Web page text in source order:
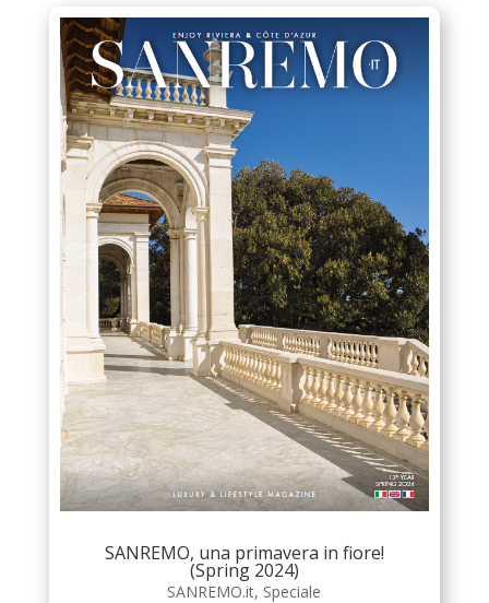
SANREMO, una primavera in fiore!
(Spring 2024)
SANREMO.it, Speciale